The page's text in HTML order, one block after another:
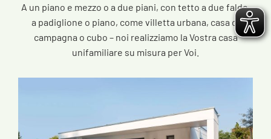
A un piano e mezzo o a due piani, con tetto a due falde,
a padiglione o piano, come villetta urbana, casa di
campagna o cubo – noi realizziamo la Vostra casa
unifamiliare su misura per Voi.